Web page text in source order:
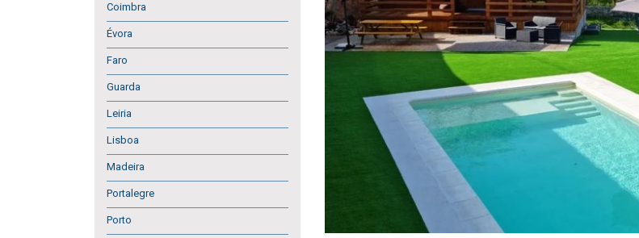
Coimbra
Évora
Faro
Guarda
Leiria
Lisboa
Madeira
Portalegre
Porto